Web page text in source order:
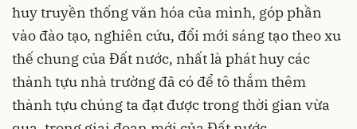
huy truyền thống văn hóa của mình, góp phần
vào đào tạo, nghiên cứu, đổi mới sáng tạo theo xu
thế chung của Đất nước, nhất là phát huy các
thành tựu nhà trường đã có để tô thắm thêm
thành tựu chúng ta đạt được trong thời gian vừa